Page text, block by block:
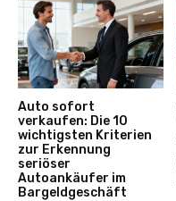
Auto sofort
verkaufen: Die 10
wichtigsten Kriterien
zur Erkennung
seriöser
Autoankäufer im
Bargeldgeschäft